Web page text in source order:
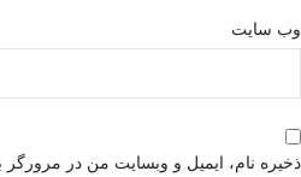
وب‌ سایت
ذخیره نام، ایمیل و وبسایت من در مرورگر